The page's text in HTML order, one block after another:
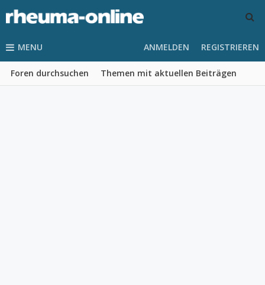
MENU
Foren durchsuchen Themen mit aktuellen Beiträgen
ANMELDEN REGISTRIEREN